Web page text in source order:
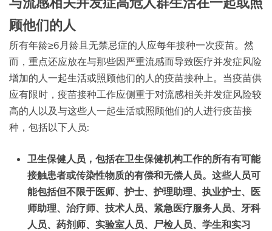
顾他们的人
所有年龄≥6月龄且无禁忌症的人应每年接种一次疫苗。然
而，重点还应放在与那些因严重流感而导致医疗并发症风险
增加的人一起生活或照顾他们的人的疫苗接种上。当疫苗供
应有限时，疫苗接种工作应侧重于对流感相关并发症风险较
高的人以及与这些人一起生活或照顾他们的人进行疫苗接
种，包括以下人员:
卫生保健人员，包括在卫生保健机构工作的所有有可能
接触患者或传染性物质的有偿和无偿人员。这些人员可
能包括但不限于医师、护士、护理助理、执业护士、医
师助理、治疗师、技术人员、紧急医疗服务人员、牙科
人员、药剂师、实验室人员、尸检人员、学生和实习